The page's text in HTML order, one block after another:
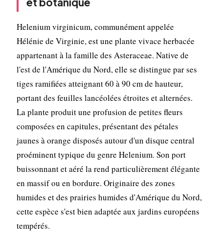
Helenium virginicum, communément appelée
Hélénie de Virginie, est une plante vivace herbacée
appartenant à la famille des Asteraceae. Native de
l'est de l'Amérique du Nord, elle se distingue par ses
tiges ramifiées atteignant 60 à 90 cm de hauteur,
portant des feuilles lancéolées étroites et alternées.
La plante produit une profusion de petites fleurs
composées en capitules, présentant des pétales
jaunes à orange disposés autour d'un disque central
proéminent typique du genre Helenium. Son port
buissonnant et aéré la rend particulièrement élégante
en massif ou en bordure. Originaire des zones
humides et des prairies humides d'Amérique du Nord,
cette espèce s'est bien adaptée aux jardins européens
tempérés.